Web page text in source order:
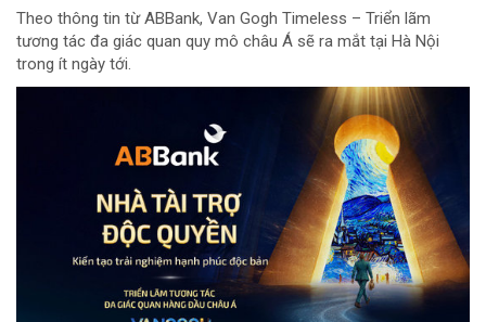
Theo thông tin từ ABBank, Van Gogh Timeless – Triển lãm
tương tác đa giác quan quy mô châu Á sẽ ra mắt tại Hà Nội
trong ít ngày tới.